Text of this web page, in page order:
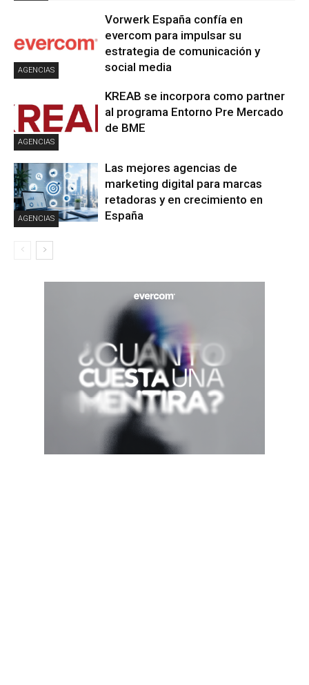
AGENCIAS
Vorwerk España confía en
evercom para impulsar su
estrategia de comunicación y
social media
AGENCIAS
KREAB se incorpora como partner
al programa Entorno Pre Mercado
de BME
AGENCIAS
Las mejores agencias de
marketing digital para marcas
retadoras y en crecimiento en
España